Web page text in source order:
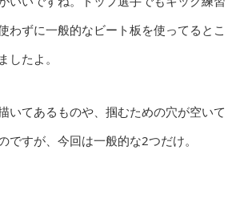
わずに一般的なビート板を使ってるとこ
したよ。
いてあるものや、掴むための穴が空いて
ですが、今回は一般的な2つだけ。